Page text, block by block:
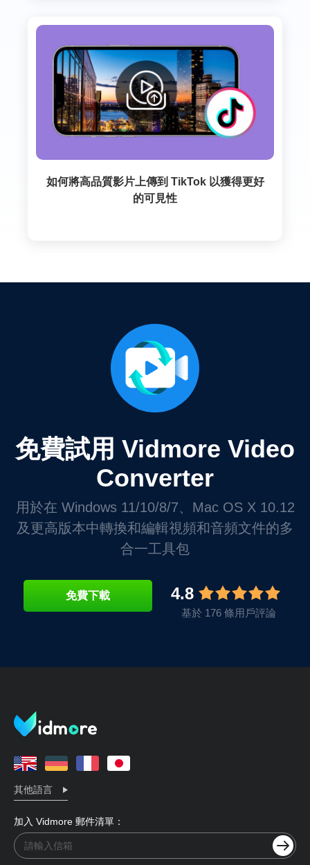
如何將高品質影片上傳到 TikTok 以獲得更好
的可見性
免費試用 Vidmore Video
Converter
用於在 Windows 11/10/8/7、Mac OS X 10.12
及更高版本中轉換和編輯視頻和音頻文件的多
合一工具包
免費下載 4.8
基於 176 條用戶評論
其他語言
加入 Vidmore 郵件清單：